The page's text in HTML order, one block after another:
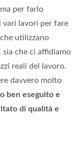
per farlo
vari lavori per fare
utilizzano
sia che ci affidiamo
reali del lavoro.
davvero molto
ben eseguito e
di qualità e